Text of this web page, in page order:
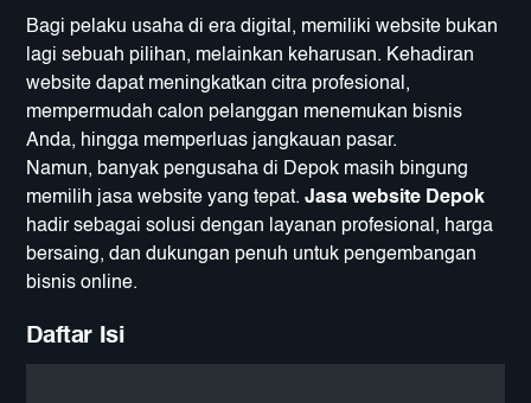
Bagi pelaku usaha di era digital, memiliki website bukan
lagi sebuah pilihan, melainkan keharusan. Kehadiran
website dapat meningkatkan citra profesional,
mempermudah calon pelanggan menemukan bisnis
Anda, hingga memperluas jangkauan pasar.
Namun, banyak pengusaha di Depok masih bingung
memilih jasa website yang tepat.Jasa website Depok
hadir sebagai solusi dengan layanan profesional, harga
bersaing, dan dukungan penuh untuk pengembangan
bisnis online.
Daftar Isi